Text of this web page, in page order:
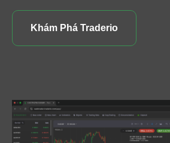
Khám Phá Traderio